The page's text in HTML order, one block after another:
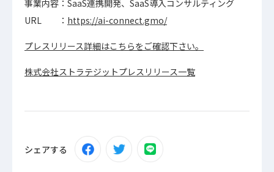
事業内容：SaaS連携開発、SaaS導入コンサルティング
URL ： https://ai-connect.gmo/
プレスリリース詳細はこちらをご確認下さい。
株式会社ストラテジットプレスリリース一覧
シェアする